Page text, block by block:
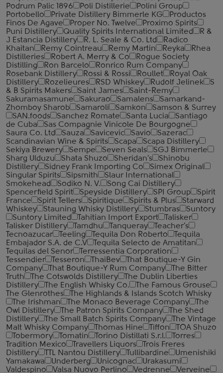
Podrum Palic 1896
Poli Distillerie
Polini Group
Portobello
Private Distillery Bimmerle KG
Productos
Finos De Agave
Proper No. Twelve
Proximo Spirits
Puni Distillery
Quality Spirits International Limited
R &
J Estancia Distillery
R. L. Seale & Co. Ltd
Radico
Khaitan
Remy Cointreau Remy Martin Reyka
Rhea
Distilleries
Robert A. Merry & Co
Rogue Society
Distilling
Ron Barcelo
Ronrico Rum Company
Rosebank Distillery
Rossi & Rossi Roullet
Royal Oak
Distillery
Rozelieures RSD Whiskey Rudolf Jelinek
S
& B Spirits Makers
Saint James
Saint-Remy
Sakuramasamune
Sakurao Samalens
Samarkand-
Zhomboy Sharob
Samaroli Samkon
Samson & Surrey
SAN.foods
Sanchez Romate Santa Lucia
Santiago
de Cuba
Sas Compagnie Vinicole De Bourgogne
Saura Co. Ltd
Sauza Savicevic Savio
Sazerac
Scandinavian Wine & Spirits
Scapa
Scapa Distillery
Sekiya Brewery
Sempe Seven Seals
SGJ Bimmerle
Sharg Ulduzu
Shata Shuzo Sheridan's
Shinobu
Distillery
Sidney Frank Importing Co
Simex Original
Singular Spirits
Sipsmith
Slaur International
Smokehead
Sodiko N. V.
Song Cai Distillery
Spencerfield Spirit
Speyside Distillery SPI Group
Spirit
France
Spirit Tellers Spiritique Spirits & Plus
Starward
Whiskey
Stauning Whisky Distillery Stumbras
Suntory
Suntory Limited
Tahitian Import Export
Talisker
Talisker Distillery
Tamdhu Tanqueray
Teacher's
Tecnoazucar
Teeling Tequila Don Roberto
Tequila
Embajador S.A. de C.V
Tequila Selecto de Amatitan
Tequilas del Senor
Terressentia Corporation
Tessendier
Tesseron ThaiBev
That Boutique-Y Gin
Company
That Boutique-Y Rum Company
The Bitter
Truth
The Cotswolds Distillery
The Dublin Liberties
Distillery
The English Whisky Co.
The Famous Grouse
The Glenrothes
The Highlands & Islands Scotch Whisky
The Irishman
The Monaco Beverage Company
The
Owl Distillery
The Patron Spirits Company
The Shed
Distillery
The Small Batch Spirits Company
The Vintage
Malt Whisky Company
Thomas Hine Tiffon
TOA Shuzo
Tobermory
Tomatin Torino Distillati S.r.l.
Torres
Tradition Mexico
Travellers Liquors
Trois Freres
Distillery
TTL Nantou Distillery Tullibardine
Umenishiki
Yamakawa
Underberg Unicognac
Urakasumi
Valdespino
Valsa Nuovo Perlino Vedrenne
Verveine